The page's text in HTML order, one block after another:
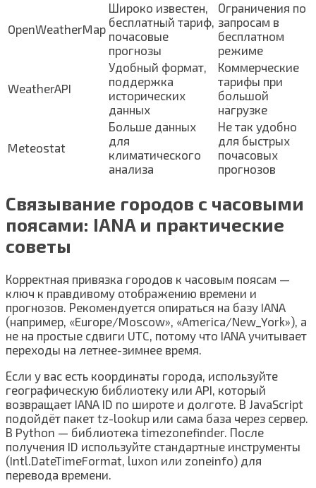
OpenWeatherMap
Широко известен,
бесплатный тариф,
почасовые
прогнозы
Ограничения по
запросам в
бесплатном
режиме
WeatherAPI
Удобный формат,
поддержка
исторических
данных
Коммерческие
тарифы при
большой
нагрузке
Meteostat
Больше данных
для
климатического
анализа
Не так удобно
для быстрых
почасовых
прогнозов
Связывание городов с часовыми
поясами: IANA и практические
советы
Корректная привязка городов к часовым поясам —
ключ к правдивому отображению времени и
прогнозов. Рекомендуется опираться на базу IANA
(например, «Europe/Moscow», «America/New_York»), а
не на простые сдвиги UTC, потому что IANA учитывает
переходы на летнее-зимнее время.
Если у вас есть координаты города, используйте
географическую библиотеку или API, который
возвращает IANA ID по широте и долготе. В JavaScript
подойдёт пакет tz-lookup или сама база через сервер.
В Python — библиотека timezonefinder. После
получения ID используйте стандартные инструменты
(Intl.DateTimeFormat, luxon или zoneinfo) для
перевода времени.